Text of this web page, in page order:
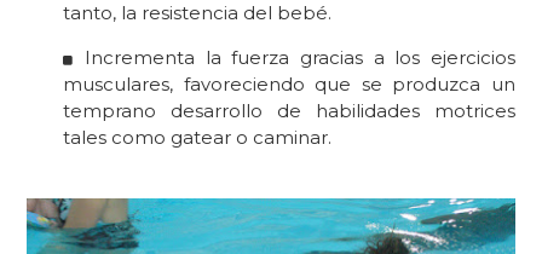
tanto, la resistencia del bebé.
Incrementa la fuerza gracias a los ejercicios
musculares, favoreciendo que se produzca un
temprano desarrollo de habilidades motrices
tales como gatear o caminar.